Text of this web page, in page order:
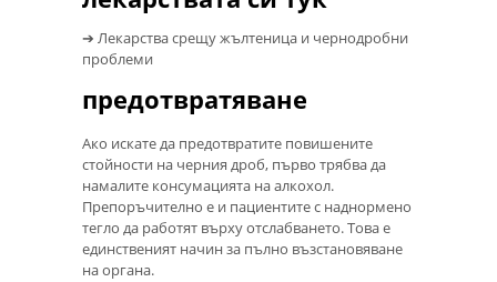
➔ Лекарства срещу жълтеница и чернодробни
проблеми
предотвратяване
Ако искате да предотвратите повишените
стойности на черния дроб, първо трябва да
намалите консумацията на алкохол.
Препоръчително е и пациентите с наднормено
тегло да работят върху отслабването. Това е
единственият начин за пълно възстановяване
на органа.